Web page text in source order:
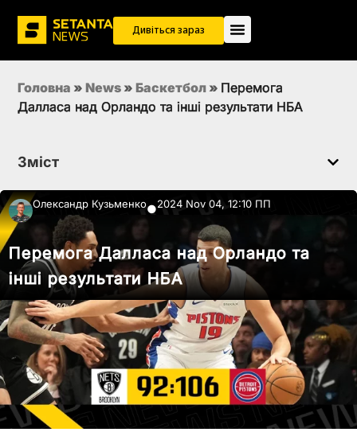
Дивіться зараз
Головна » News » Баскетбол » Перемога
Далласа над Орландо та інші результати НБА
Зміст
Олександр Кузьменко●2024 Nov 04, 12:10 ПП
Перемога Далласа над Орландо та
інші результати НБА